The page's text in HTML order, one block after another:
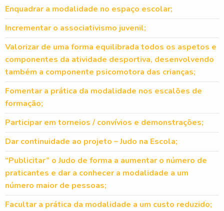
Enquadrar a modalidade no espaço escolar;
Incrementar o associativismo juvenil;
Valorizar de uma forma equilibrada todos os aspetos e
componentes da atividade desportiva, desenvolvendo
também a componente psicomotora das crianças;
Fomentar a prática da modalidade nos escalões de
formação;
Participar em torneios / convívios e demonstrações;
Dar continuidade ao projeto – Judo na Escola;
“Publicitar” o Judo de forma a aumentar o número de
praticantes e dar a conhecer a modalidade a um
número maior de pessoas;
Facultar a prática da modalidade a um custo reduzido;